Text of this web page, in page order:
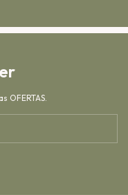
OFERTAS.